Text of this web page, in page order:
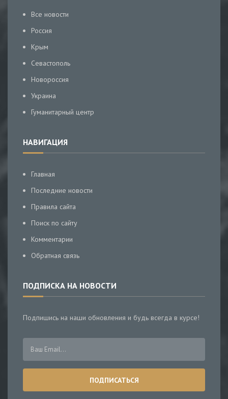
Все новости
Россия
Крым
Севастополь
Новороссия
Украина
Гуманитарный центр
НАВИГАЦИЯ
Главная
Последние новости
Правила сайта
Поиск по сайту
Комментарии
Обратная связь
ПОДПИСКА НА НОВОСТИ
Подпишись на наши обновления и будь всегда в курсе!